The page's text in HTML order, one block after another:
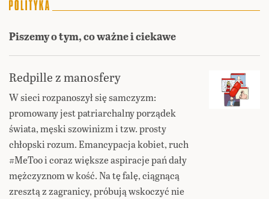
Piszemy o tym, co ważne i ciekawe
Redpille z manosfery
W sieci rozpanoszył się samczyzm:
promowany jest patriarchalny porządek
świata, męski szowinizm i tzw. prosty
chłopski rozum. Emancypacja kobiet, ruch
#MeToo i coraz większe aspiracje pań dały
mężczyznom w kość. Na tę falę, ciągnącą
zresztą z zagranicy, próbują wskoczyć nie